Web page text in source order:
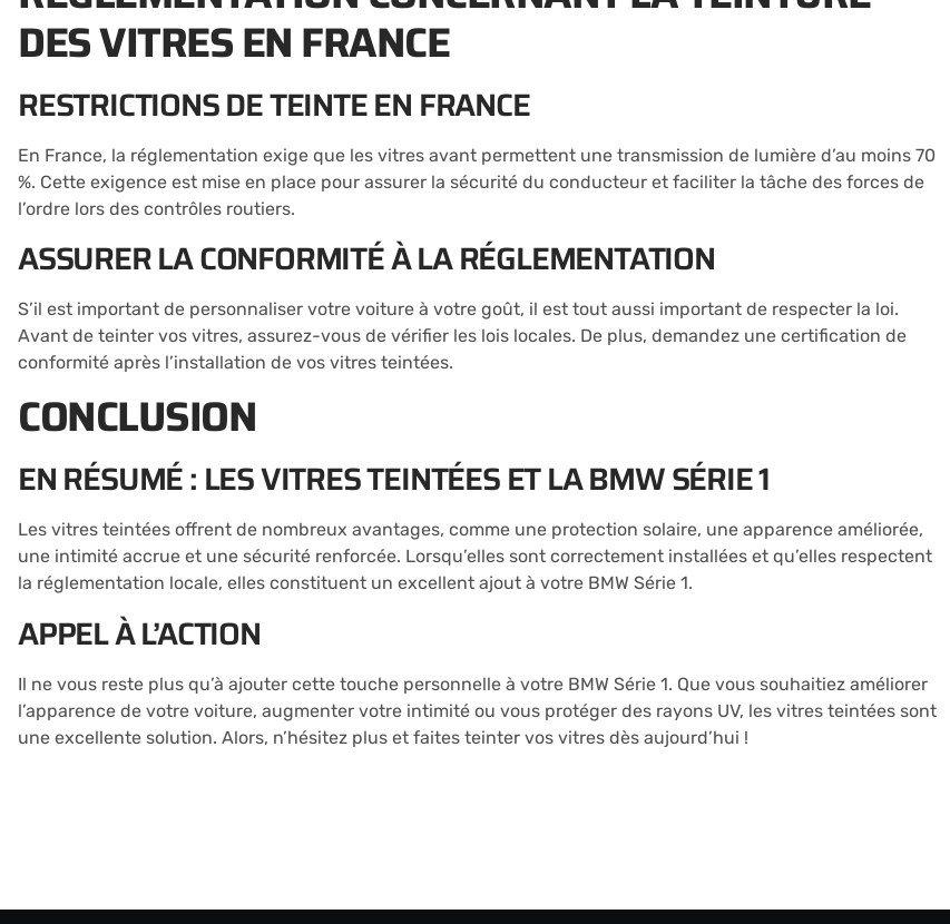
DES VITRES EN FRANCE
RESTRICTIONS DE TEINTE EN FRANCE
En France, la réglementation exige que les vitres avant permettent une transmission de lumière d’au moins 70
%. Cette exigence est mise en place pour assurer la sécurité du conducteur et faciliter la tâche des forces de
l’ordre lors des contrôles routiers.
ASSURER LA CONFORMITÉ À LA RÉGLEMENTATION
S’il est important de personnaliser votre voiture à votre goût, il est tout aussi important de respecter la loi.
Avant de teinter vos vitres, assurez-vous de vérifier les lois locales. De plus, demandez une certification de
conformité après l’installation de vos vitres teintées.
CONCLUSION
EN RÉSUMÉ : LES VITRES TEINTÉES ET LA BMW SÉRIE 1
Les vitres teintées offrent de nombreux avantages, comme une protection solaire, une apparence améliorée,
une intimité accrue et une sécurité renforcée. Lorsqu’elles sont correctement installées et qu’elles respectent
la réglementation locale, elles constituent un excellent ajout à votre BMW Série 1.
APPEL À L’ACTION
Il ne vous reste plus qu’à ajouter cette touche personnelle à votre BMW Série 1. Que vous souhaitiez améliorer
l’apparence de votre voiture, augmenter votre intimité ou vous protéger des rayons UV, les vitres teintées sont
une excellente solution. Alors, n’hésitez plus et faites teinter vos vitres dès aujourd’hui !